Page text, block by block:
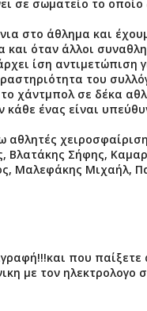
σε σωματείο το
στο άθλημα και
και όταν άλλοι
ίση αντιμετώπιση
του
χάντμπολ σε δέκα
ένας είναι
Βλατάκης Σήφης,
Μαλεφάκης Μιχαήλ,
που
με τον ηλεκτρολογο